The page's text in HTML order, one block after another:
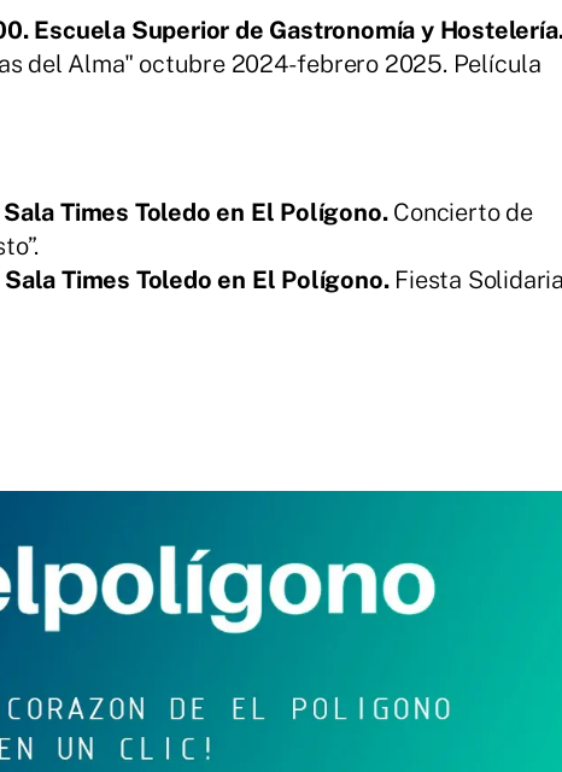
Escuela Superior de Gastronomía y
del Alma" octubre 2024- febrero 2025. Película
Times Toledo en El Polígono.Concierto de
Times Toledo en El Polígono. Fiesta